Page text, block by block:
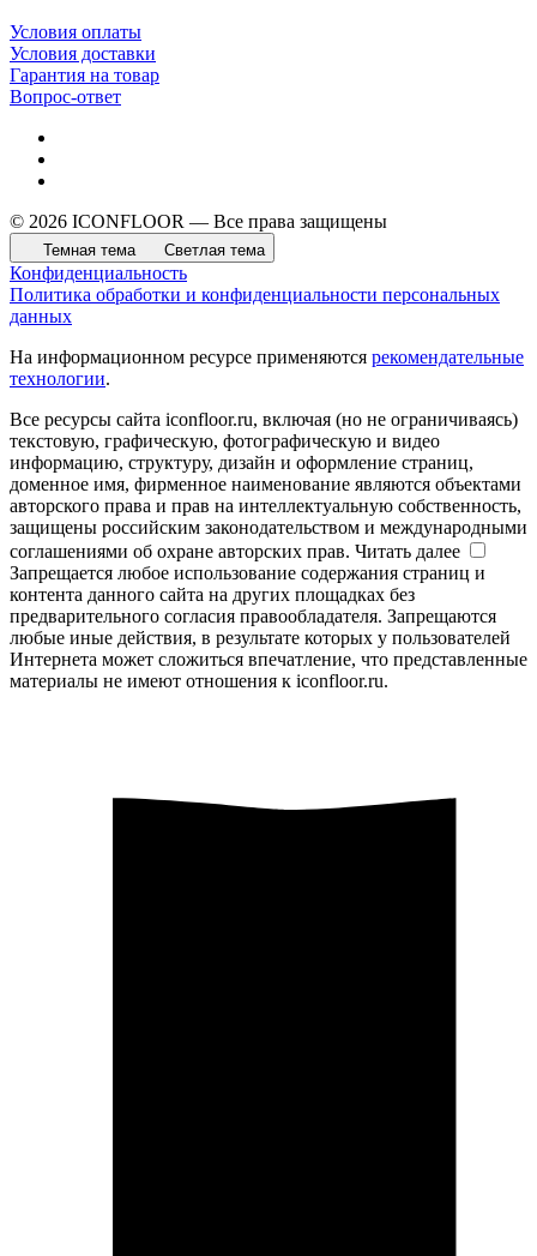
Условия оплаты
Условия доставки
Гарантия на товар
Вопрос-ответ
© 2026 ICONFLOOR — Все права защищены
Темная тема Светлая тема
Конфиденциальность
Политика обработки и конфиденциальности персональных
данных
На информационном ресурсе применяются рекомендательные
технологии.
Все ресурсы сайта iconfloor.ru, включая (но не ограничиваясь)
текстовую, графическую, фотографическую и видео
информацию, структуру, дизайн и оформление страниц,
доменное имя, фирменное наименование являются объектами
авторского права и прав на интеллектуальную собственность,
защищены российским законодательством и международными
соглашениями об охране авторских прав. Читать далее
Запрещается любое использование содержания страниц и
контента данного сайта на других площадках без
предварительного согласия правообладателя. Запрещаются
любые иные действия, в результате которых у пользователей
Интернета может сложиться впечатление, что представленные
материалы не имеют отношения к iconfloor.ru.